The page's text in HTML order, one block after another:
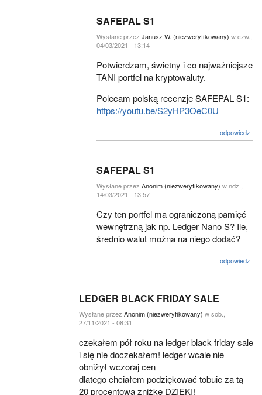
SAFEPAL S1
Wysłane przez Janusz W. (niezweryfikowany) w czw.,
04/03/2021 - 13:14
Potwierdzam, świetny i co najważniejsze
TANI portfel na kryptowaluty.
Polecam polską recenzje SAFEPAL S1:
https://youtu.be/S2yHP3OeC0U
odpowiedz
SAFEPAL S1
Wysłane przez Anonim (niezweryfikowany) w ndz.,
14/03/2021 - 13:57
Czy ten portfel ma ograniczoną pamięć
wewnętrzną jak np. Ledger Nano S? Ile,
średnio walut można na niego dodać?
odpowiedz
LEDGER BLACK FRIDAY SALE
Wysłane przez Anonim (niezweryfikowany) w sob.,
27/11/2021 - 08:31
czekałem pół roku na ledger black friday sale
i się nie doczekałem! ledger wcale nie
obniżył wczoraj cen
dlatego chciałem podziękować tobuie za tą
20 procentową zniżkę DZIĘKI!